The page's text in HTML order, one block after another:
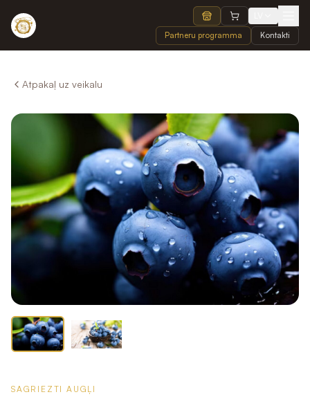
Partneru programma Kontakti
Atpakaļ uz veikalu
SAGRIEZTI AUGĻI